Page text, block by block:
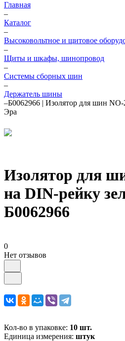
Главная
–
Каталог
–
Высоковольтное и щитовое
–
Щиты и шкафы, шинопровод
–
Системы сборных шин
–
Держатель шины
–Б0062966 | Изолятор для шин
Эра
Изолятор для
на DIN-рейку
Б0062966
0
Нет отзывов
Кол-во в упаковке: 10 шт.
Единица измерения: штук